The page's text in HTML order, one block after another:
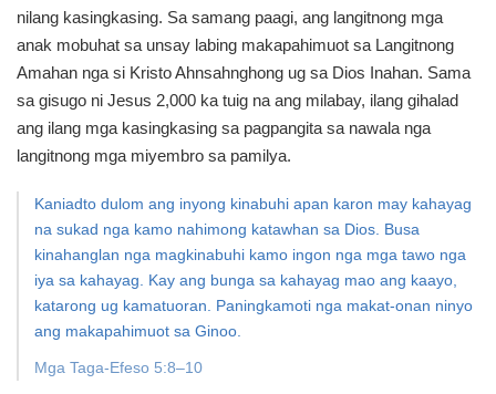
nilang kasingkasing. Sa samang paagi, ang langitnong mga
anak mobuhat sa unsay labing makapahimuot sa Langitnong
Amahan nga si KristoAhnsahnghong ug sa Dios Inahan. Sama
sa gisugo ni Jesus 2,000 ka tuig na ang milabay, ilang gihalad
ang ilang mga kasingkasing sa pagpangita sa nawala nga
langitnong mga miyembro sa pamilya.
Kaniadto dulom ang inyong kinabuhi apan karon may kahayag
na sukad nga kamo nahimong katawhan sa Dios. Busa
kinahanglan nga magkinabuhi kamo ingon nga mga tawo nga
iya sa kahayag. Kay ang bunga sa kahayag mao ang kaayo,
katarong ug kamatuoran.
Paningkamoti nga makat-onan ninyo
ang makapahimuot sa Ginoo.
Mga Taga-Efeso 5:8–10